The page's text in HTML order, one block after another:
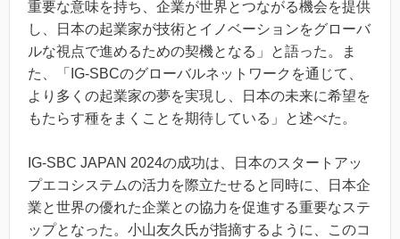
重要な意味を持ち、企業が世界とつながる機会を提供
し、日本の起業家が技術とイノベーションをグローバ
ルな視点で進めるための契機となる」と語った。ま
た、「IG-SBCのグローバルネットワークを通じて、
より多くの起業家の夢を実現し、日本の未来に希望を
もたらす種をまくことを期待している」と述べた。
IG-SBC JAPAN 2024の成功は、日本のスタートアッ
プエコシステムの活力を際立たせると同時に、日本企
業と世界の優れた企業との協力を促進する重要なステ
ップとなった。小山友久氏が指摘するように、このコ